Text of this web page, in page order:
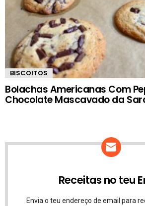
BISCOITOS
Bolachas Americanas Com
Chocolate Mascavado da
Receitas no teu
Envia o teu endereço de email para